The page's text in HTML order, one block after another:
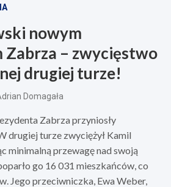
nowym
Zabrza – zwycięstwo
drugiej turze!
Domagała
Zabrza przyniosły
drugiej turze zwyciężył Kamil
minimalną przewagę nad swoją
go 16 031 mieszkańców, co
Jego przeciwniczka, Ewa Weber,